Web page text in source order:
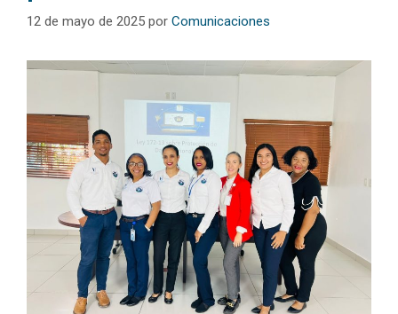
12 de mayo de 2025 por Comunicaciones